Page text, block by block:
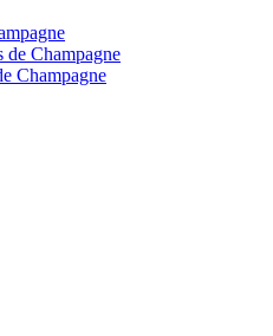
de Champagne
Champagne